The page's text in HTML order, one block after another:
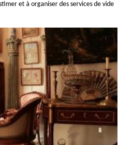
et à organiser des services de vide